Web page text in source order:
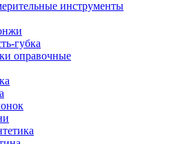
инструменты
губка
оправочные